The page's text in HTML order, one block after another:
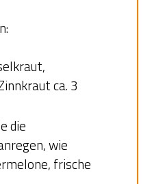
ca. 3
die
wie
frische